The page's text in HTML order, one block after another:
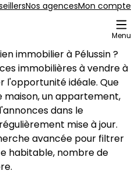
Nos agencesMon compte
Menu
Pélussin
immobilier à Pélussin ?
l'opportunité idéale. Que
maison, un appartement,
dans le
mise à jour.
avancée pour filtrer
habitable, nombre de